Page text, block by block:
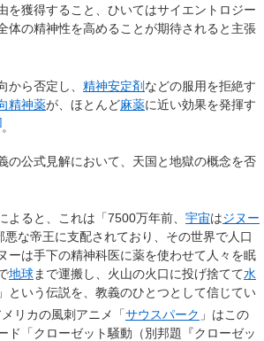
を獲得すること、ひいてはサイエントロジー
体の精神性を高めることが期待されると主張
から否定し、 精神安定剤などの服用を拒絶す
精神薬が、ほとんど麻薬に近い効果を発揮す
]
の公式見解において、天国と地獄の概念を否
よると、これは「7500万年前、 宇宙はジヌー
悪な帝王に支配されており、その世界で人口
ーは手下の精神科医に薬を使わせて人々を眠
地球まで運搬し、火山の火口に投げ捨てて水
という伝説を、教義のひとつとして信じてい
メリカの風刺アニメ「サウスパーク 」はこの
ド「クローゼット騒動（別邦題『クローゼッ